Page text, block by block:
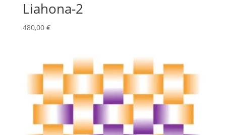
Liahona-2
480,00 €